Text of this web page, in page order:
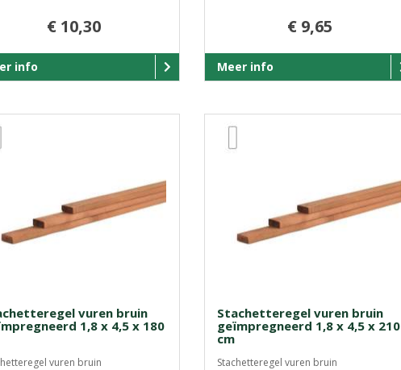
€ 10,30
info
€ 9,65
Meer info
vuren bruin
1,8 x 4,5 x 180
vuren bruin
Stachetteregel vuren bruin
geïmpregneerd 1,8 x 4,5 x 210
cm
Stachetteregel vuren bruin